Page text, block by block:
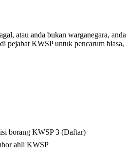
atau anda bukan warganegara, anda
pejabat KWSP untuk pencarum biasa,
borang KWSP 3 (Daftar)
ahli KWSP